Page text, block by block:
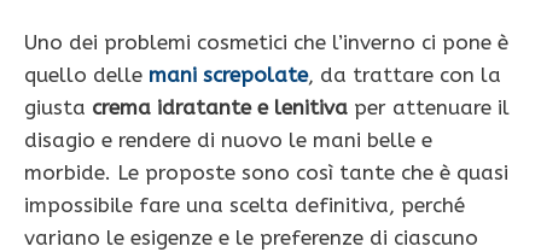
Uno dei problemi cosmetici che l’inverno ci pone è
quello delle mani screpolate, da trattare con la
giusta crema idratante e lenitiva per attenuare il
disagio e rendere di nuovo le mani belle e
morbide. Le proposte sono così tante che è quasi
impossibile fare una scelta definitiva, perché
variano le esigenze e le preferenze di ciascuno